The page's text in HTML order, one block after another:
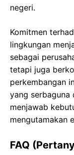
negeri.
Komitmen
lingkungan
sebagai
tetapi juga
perkembangan
yang serbaguna
menjawab
mengutamakan
FAQ